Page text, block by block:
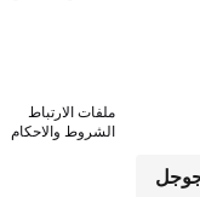
ملفات الارتباط
الشروط والاحكام